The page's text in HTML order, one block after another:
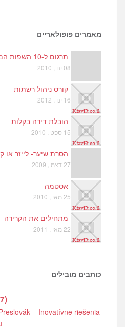
מאמרים פופולאריים
תרגום ל-10 השפות המדוברות בעולם
08 ינו , 2010
קורס ניהול רשתות
16 ינו , 2012
הובלת דירה בקלות
15 ספט , 2010
הסרת שיער- לייזר או
27 דצמ , 2009
אסטמה
25 מאי , 2010
מתחילים את הקרירה
22 מאי , 2011
כותבים מובילים
)
– Inovatívne riešenia